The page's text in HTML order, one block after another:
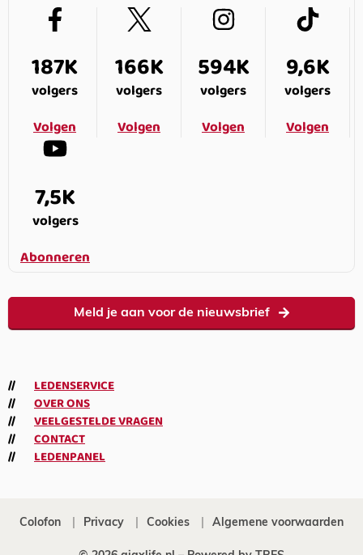
187K
volgers
Volgen
166K
volgers
Volgen
594K
volgers
Volgen
9,6K
volgers
Volgen
7,5K
volgers
Abonneren
Meld je aan voor de nieuwsbrief
LEDENSERVICE
OVER ONS
VEELGESTELDE VRAGEN
CONTACT
LEDENPANEL
Colofon Privacy Cookies Algemene voorwaarden